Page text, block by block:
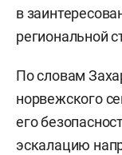
в
региональной
По словам
норвежского
его
эскалацию